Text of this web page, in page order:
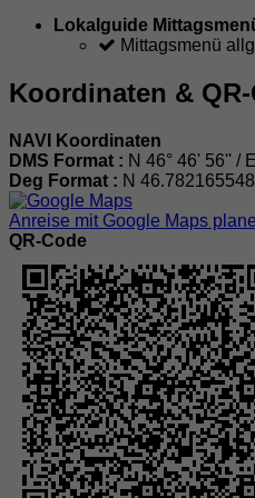
Lokalguide
Mittagsmenü
Koordinaten &
NAVI Koordinaten
DMS Format : N 46° 46' 56'' /
Deg Format : N
Anreise mit Google Maps
QR-Code